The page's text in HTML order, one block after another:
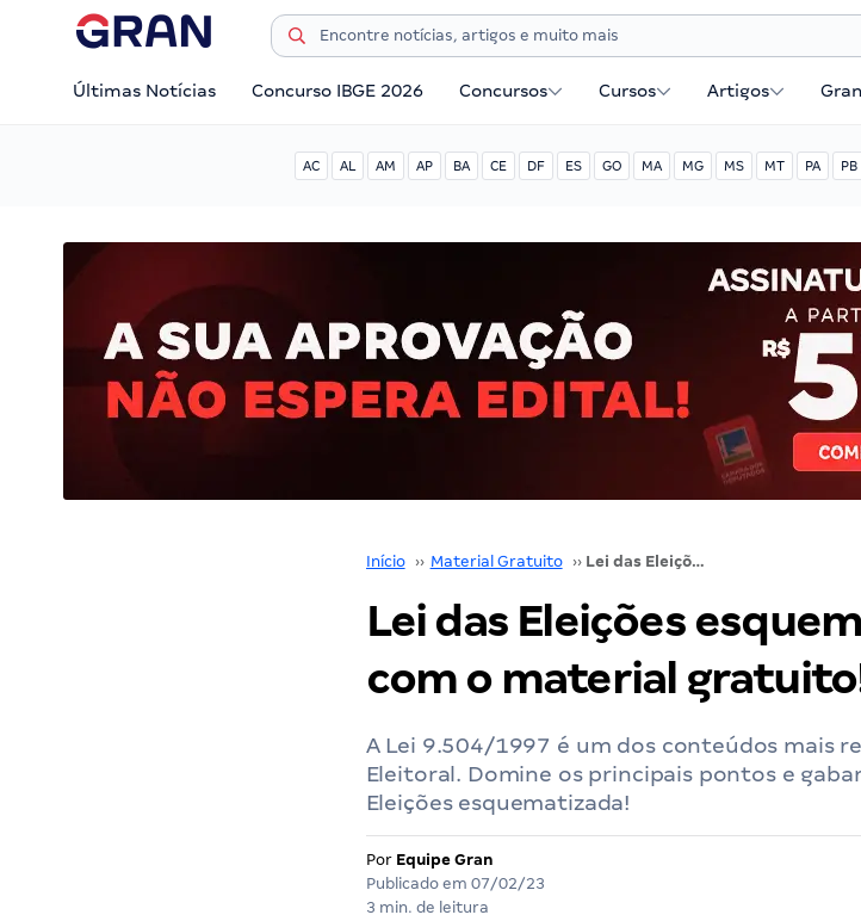
Últimas Notícias Concurso IBGE 2026 Concursos Cursos Artigos
AC AL AM AP BA CE DF ES GO MA MG MS MT PA PB
Início ›› Material Gratuito ›› Lei das Eleições esquematizada: estude com o material gratuito!
Lei das Eleições
com o material
A Lei 9.504/1997 é um dos conteúdos mais
Eleitoral. Domine os principais pontos e
Eleições esquematizada!
Por Equipe Gran
Publicado em 07/02/23
3 min. de leitura